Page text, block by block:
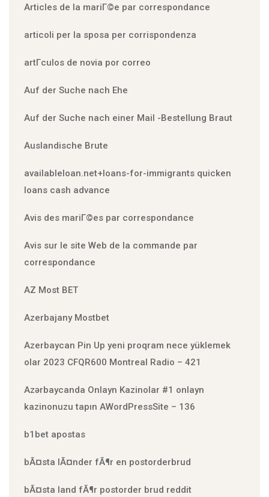
Articles de la mariГ©e par correspondance
articoli per la sposa per corrispondenza
artГ­culos de novia por correo
Auf der Suche nach Ehe
Auf der Suche nach einer Mail -Bestellung Braut
Auslandische Brute
availableloan.net+loans-for-immigrants quicken
loans cash advance
Avis des mariГ©es par correspondance
Avis sur le site Web de la commande par
correspondance
AZ Most BET
Azerbajany Mostbet
Azerbaycan Pin Up yeni proqram nece yüklemek
olar 2023 CFQR600 Montreal Radio – 421
Azərbaycanda Onlayn Kazinolar #1 onlayn
kazinonuzu tapın AWordPressSite – 136
b1bet apostas
bÃ¤sta lÃ¤nder fÃ¶r en postorderbrud
bÃ¤sta land fÃ¶r postorder brud reddit